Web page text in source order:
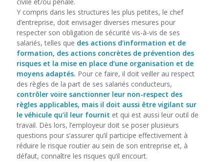
civile et/ou pénale.
Y compris dans les structures les plus petites, le chef
d’entreprise, doit envisager diverses mesures pour
respecter son obligation de sécurité vis-à-vis de ses
salariés, telles que des actions d’information et de
formation, des actions concrètes de prévention des
risques et la mise en place d’une organisation et de
moyens adaptés. Pour ce faire, il doit veiller au respect
des règles de la part de ses salariés conducteurs,
contrôler voire sanctionner leur non-respect des
règles applicables, mais il doit aussi être vigilant sur
le véhicule qu’il leur fournit et qui est aussi leur outil de
travail. Dès lors, l’employeur doit se poser plusieurs
questions pour s’assurer qu’il participe effectivement à
réduire le risque routier au sein de son entreprise et, à
défaut, connaître les risques qu’il encourt.